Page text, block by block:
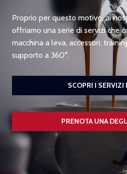
Proprio per questo motivo, ai
offriamo una serie di servizi che
macchina a leva, accessori,
supporto a 360°.
SCOPRI I SERVIZI
PRENOTA UNA